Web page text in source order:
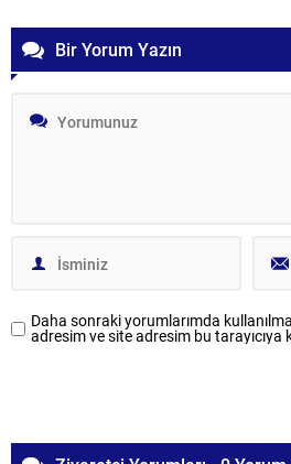
Bir Yorum Yazın
Daha sonraki yorumlarımda
adresim ve site adresim bu tarayıcıya